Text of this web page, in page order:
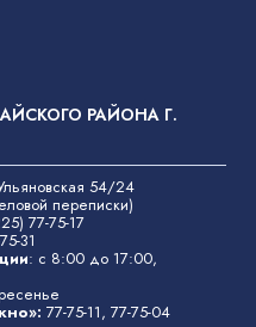
РАЙОНА Г.
54/24
переписки)
77-75-17
31
: с 8:00 до 17:00,
: 77-75-11, 77-75-04